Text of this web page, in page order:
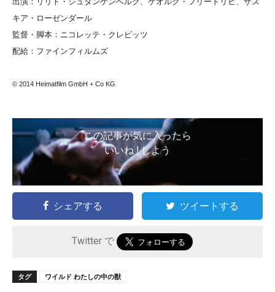
キア・ローゼンダール
監督・脚本：ニコレッテ・クレビッツ
配給：ファインフィルムズ
© 2014 Heimatfilm GmbH + Co KG
この記事が気に入ったら
いいね ! しよう
シェアする ツイートする
Twitter で
タグ ワイルド わたしの中の獣